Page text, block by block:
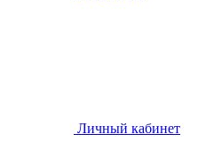
Личный кабинет